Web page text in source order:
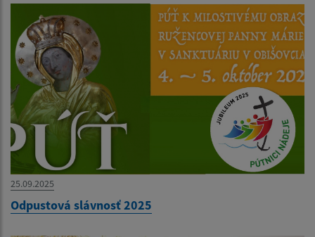
25.09.2025
Odpustová slávnosť 2025